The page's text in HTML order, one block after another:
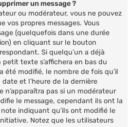
un message ?
ou modérateur, vous ne pouvez
vos propres messages. Vous
(quelquefois dans une durée
en cliquant sur le bouton
Si quelqu’un a déjà
texte s’affichera en bas du
été modifié, le nombre de fois qu’il
et l’heure de la dernière
n’apparaîtra pas si un modérateur
le message, cependant ils ont la
indiquant qu’ils ont modifié le
Notez que les utilisateurs